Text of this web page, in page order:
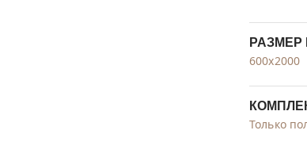
РАЗМЕР
600x2000
Только